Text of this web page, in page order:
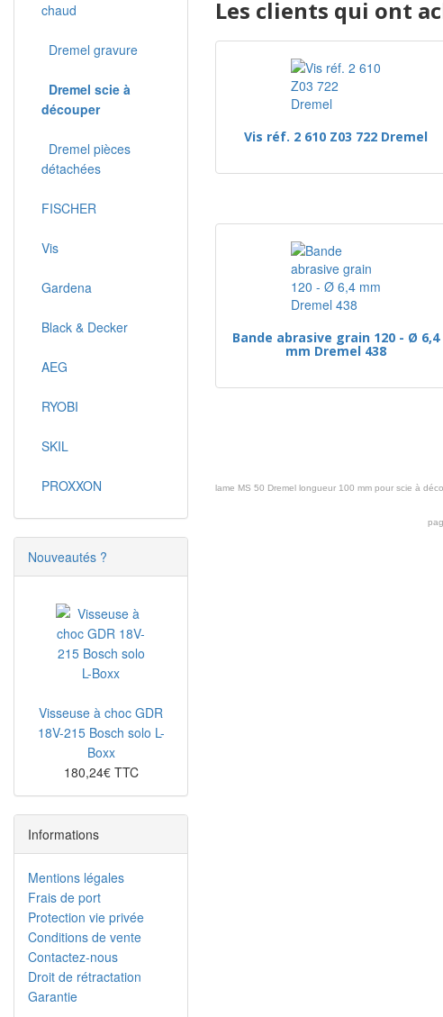
Les clients qui ont
Vis réf. 2 610 Z03 722 Dremel
Bande abrasive grain 120 - Ø 6,4
mm Dremel 438
lame MS 50 Dremel longueur 100 mm pour scie à
chaud
Dremel gravure
Dremel scie à
découper
Dremel pièces
détachées
FISCHER
Vis
Gardena
Black & Decker
AEG
RYOBI
SKIL
PROXXON
Nouveautés ?
Visseuse à choc GDR
18V-215 Bosch solo L-
Boxx
180,24€ TTC
Informations
Mentions légales
Frais de port
Protection vie privée
Conditions de vente
Contactez-nous
Droit de rétractation
Garantie